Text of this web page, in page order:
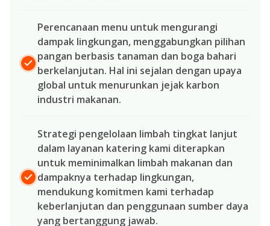
Perencanaan menu untuk mengurangi
dampak lingkungan, menggabungkan pilihan
pangan berbasis tanaman dan boga bahari
berkelanjutan. Hal ini sejalan dengan upaya
global untuk menurunkan jejak karbon
industri makanan.
Strategi pengelolaan limbah tingkat lanjut
dalam layanan katering kami diterapkan
untuk meminimalkan limbah makanan dan
dampaknya terhadap lingkungan,
mendukung komitmen kami terhadap
keberlanjutan dan penggunaan sumber daya
yang bertanggung jawab.